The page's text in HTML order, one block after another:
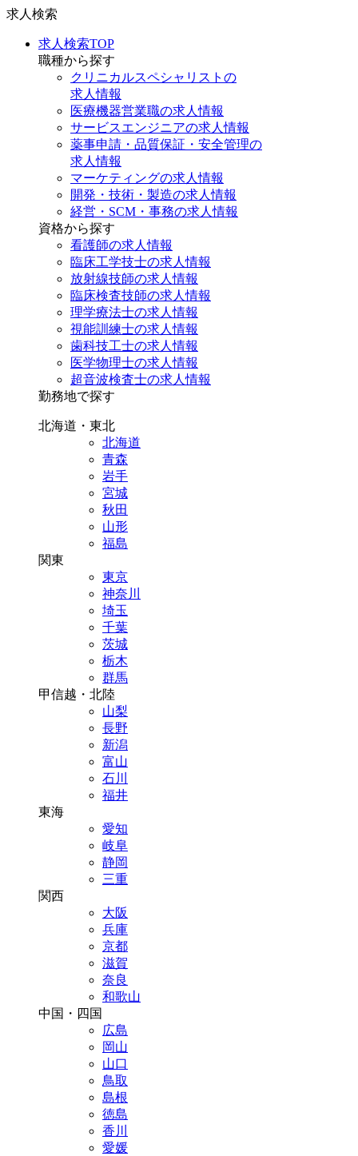
求人検索
求人検索TOP
職種から探す
クリニカルスペシャリストの
求人情報
医療機器営業職の求人情報
サービスエンジニアの求人情報
薬事申請・品質保証・安全管理の
求人情報
マーケティングの求人情報
開発・技術・製造の求人情報
経営・SCM・事務の求人情報
資格から探す
看護師の求人情報
臨床工学技士の求人情報
放射線技師の求人情報
臨床検査技師の求人情報
理学療法士の求人情報
視能訓練士の求人情報
歯科技工士の求人情報
医学物理士の求人情報
超音波検査士の求人情報
勤務地で探す
北海道・東北
北海道
青森
岩手
宮城
秋田
山形
福島
関東
東京
神奈川
埼玉
千葉
茨城
栃木
群馬
甲信越・北陸
山梨
長野
新潟
富山
石川
福井
東海
愛知
岐阜
静岡
三重
関西
大阪
兵庫
京都
滋賀
奈良
和歌山
中国・四国
広島
岡山
山口
鳥取
島根
徳島
香川
愛媛